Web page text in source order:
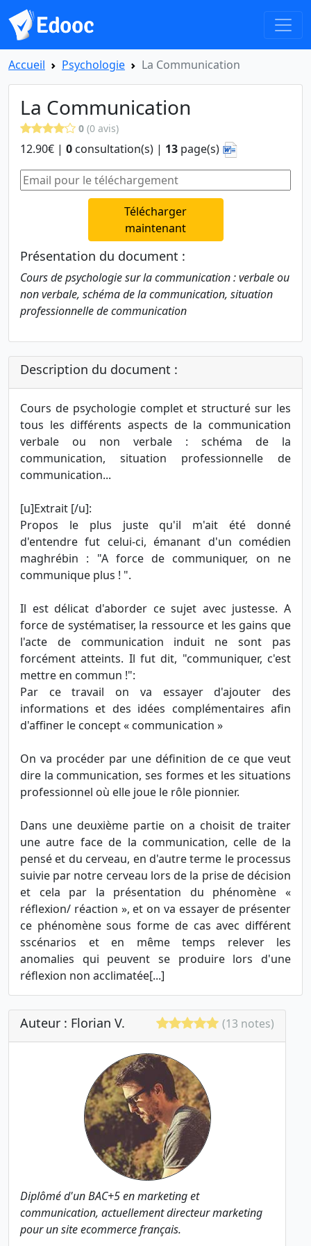
Accueil Psychologie La Communication
La Communication
0 (0 avis)
12.90€ | 0 consultation(s) | 13 page(s)
Télécharger
maintenant
Présentation du document :
Cours de psychologie sur la communication : verbale ou
non verbale, schéma de la communication, situation
professionnelle de communication
Description du document :
Cours de psychologie complet et structuré sur les
tous les différents aspects de la communication
verbale ou non verbale : schéma de la
communication, situation professionnelle de
communication...
[u]Extrait [/u]:
Propos le plus juste qu'il m'ait été donné
d'entendre fut celui-ci, émanant d'un comédien
maghrébin : "A force de communiquer, on ne
communique plus ! ".
Il est délicat d'aborder ce sujet avec justesse. A
force de systématiser, la ressource et les gains que
l'acte de communication induit ne sont pas
forcément atteints. Il fut dit, "communiquer, c'est
mettre en commun !":
Par ce travail on va essayer d'ajouter des
informations et des idées complémentaires afin
d'affiner le concept « communication »
On va procéder par une définition de ce que veut
dire la communication, ses formes et les situations
professionnel où elle joue le rôle pionnier.
Dans une deuxième partie on a choisit de traiter
une autre face de la communication, celle de la
pensé et du cerveau, en d'autre terme le processus
suivie par notre cerveau lors de la prise de décision
et cela par la présentation du phénomène «
réflexion/ réaction », et on va essayer de présenter
ce phénomène sous forme de cas avec différent
sscénarios et en même temps relever les
anomalies qui peuvent se produire lors d'une
réflexion non acclimatée[...]
Auteur : Florian V. (13 notes)
Diplômé d'un BAC+5 en marketing et
communication, actuellement directeur marketing
pour un site ecommerce français.